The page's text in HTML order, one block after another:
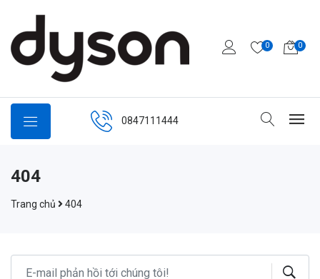
0 0
0847111444
404
Trang chủ 404